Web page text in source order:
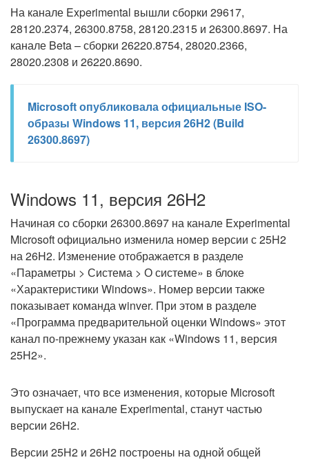
На канале Experimental вышли сборки 29617,
28120.2374, 26300.8758, 28120.2315 и 26300.8697. На
канале Beta – сборки 26220.8754, 28020.2366,
28020.2308 и 26220.8690.
Microsoft опубликовала официальные ISO-
образы Windows 11, версия 26H2 (Build
26300.8697)
Windows 11, версия 26H2
Начиная со сборки 26300.8697 на канале Experimental
Microsoft официально изменила номер версии с 25H2
на 26H2. Изменение отображается в разделе
«Параметры > Система > О системе» в блоке
«Характеристики Windows». Номер версии также
показывает команда winver. При этом в разделе
«Программа предварительной оценки Windows» этот
канал по-прежнему указан как «Windows 11, версия
25H2».
Это означает, что все изменения, которые Microsoft
выпускает на канале Experimental, станут частью
версии 26H2.
Версии 25H2 и 26H2 построены на одной общей